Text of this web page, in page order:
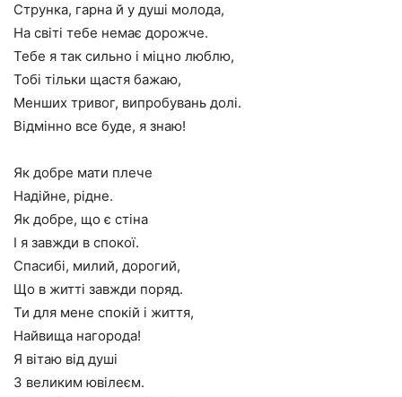
Струнка, гарна й у душі молода,
На світі тебе немає дорожче.
Тебе я так сильно і міцно люблю,
Тобі тільки щастя бажаю,
Менших тривог, випробувань долі.
Відмінно все буде, я знаю!
Як добре мати плече
Надійне, рідне.
Як добре, що є стіна
І я завжди в спокої.
Спасибі, милий, дорогий,
Що в житті завжди поряд.
Ти для мене спокій і життя,
Найвища нагорода!
Я вітаю від душі
З великим ювілеєм.